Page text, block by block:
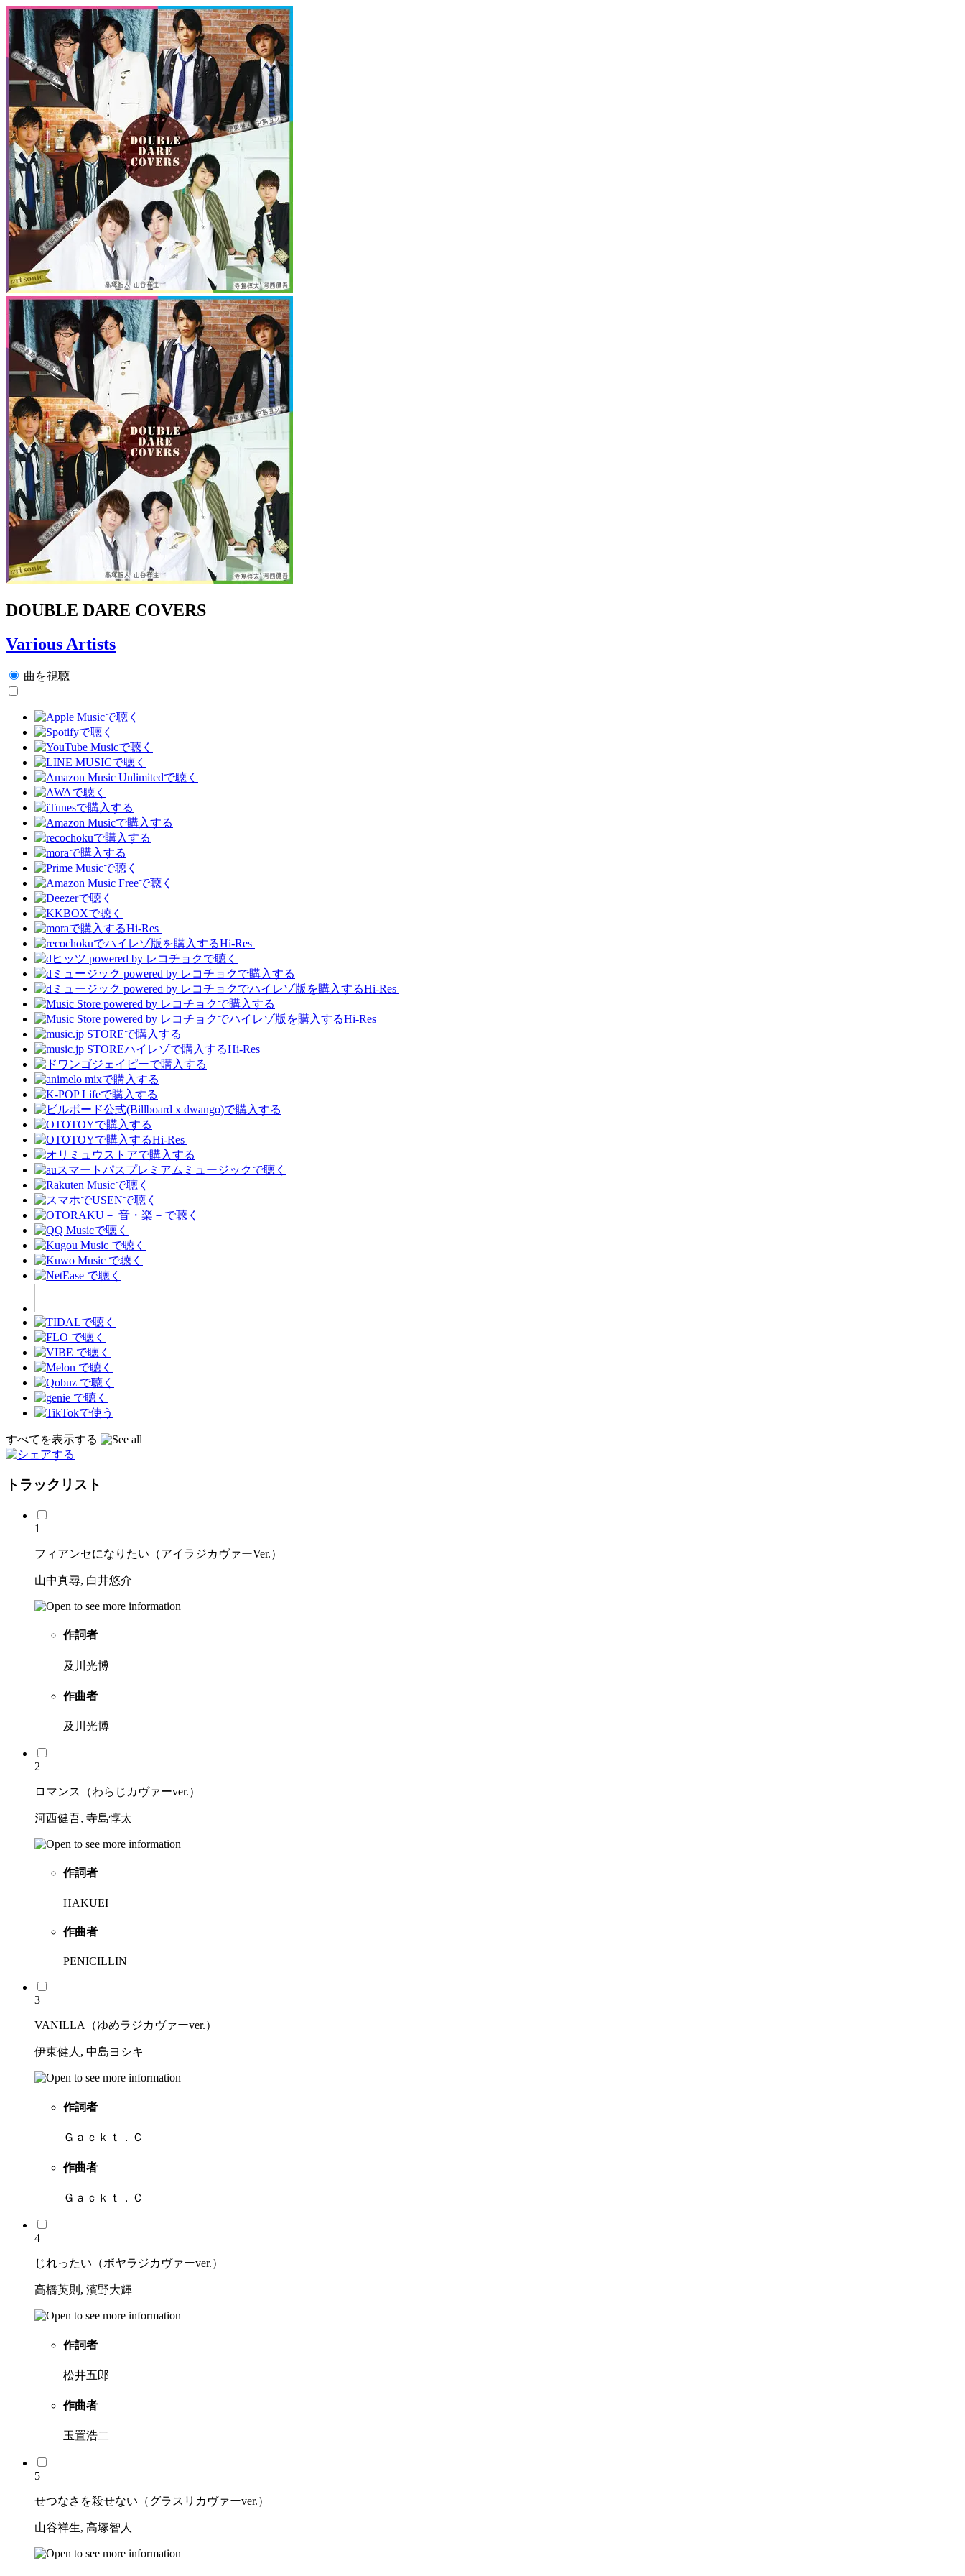
DOUBLE DARE COVERS
Various Artists
曲を視聴
Hi-Res
Hi-Res
Hi-Res
Hi-Res
Hi-Res
Hi-Res
すべてを表示する
トラックリスト
1
フィアンセになりたい（アイラジカヴァーVer.）
山中真尋, 白井悠介
作詞者
及川光博
作曲者
及川光博
2
ロマンス（わらじカヴァーver.）
河西健吾, 寺島惇太
作詞者
HAKUEI
作曲者
PENICILLIN
3
VANILLA（ゆめラジカヴァーver.）
伊東健人, 中島ヨシキ
作詞者
Ｇａｃｋｔ．Ｃ
作曲者
Ｇａｃｋｔ．Ｃ
4
じれったい（ボヤラジカヴァーver.）
高橋英則, 濱野大輝
作詞者
松井五郎
作曲者
玉置浩二
5
せつなさを殺せない（グラスリカヴァーver.）
山谷祥生, 高塚智人